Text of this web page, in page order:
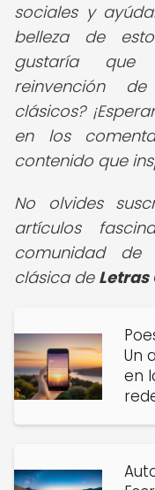
sociales y
belleza de
gustaría que
reinvención
clásicos?
en los
contenido que
No olvides
artículos
comunidad
clásica de Letras
Un
en